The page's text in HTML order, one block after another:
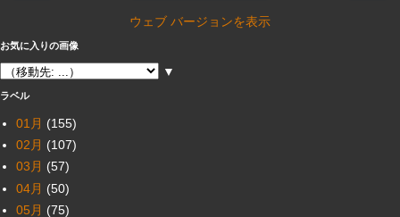
ウェブ バージョンを表示
お気に入りの画像
▼
ラベル
01月 (155)
02月 (107)
03月 (57)
04月 (50)
05月 (75)